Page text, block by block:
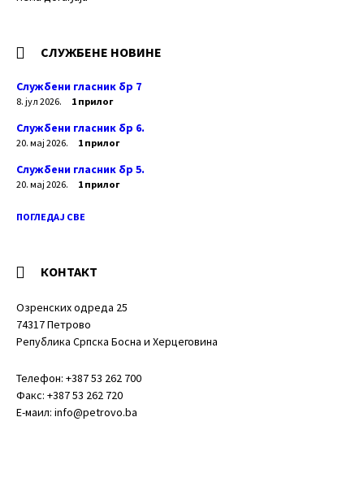
СЛУЖБЕНЕ НОВИНЕ
Службени гласник бр 7
8. јул 2026. 1 прилог
Службени гласник бр 6.
20. мај 2026. 1 прилог
Службени гласник бр 5.
20. мај 2026. 1 прилог
ПОГЛЕДАЈ СВЕ
КОНТАКТ
Озренских одреда 25
74317 Петрово
Република Српска Босна и Херцеговина
Телефон: +387 53 262 700
Факс: +387 53 262 720
Е-маил: info@petrovo.ba